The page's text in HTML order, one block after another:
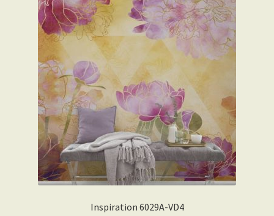
Inspiration 6029A-VD4